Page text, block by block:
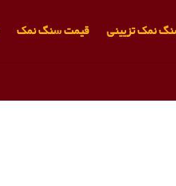
نمک تزیینی قیمت سنگ نمک